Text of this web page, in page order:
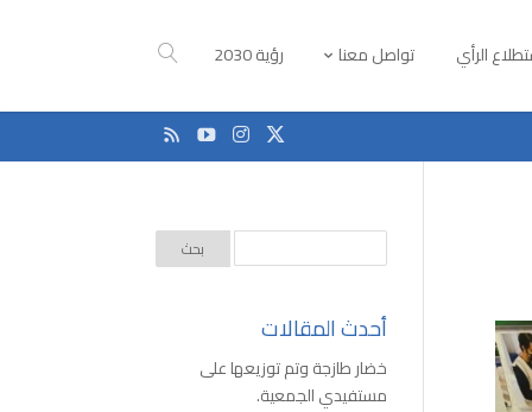
الرأي تواصل معنا رؤية 2030
أحدث المقالات
خضار طازجة وتم توزيعها على
مستفيدي الجمعية.